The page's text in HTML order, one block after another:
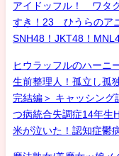
アイドッフル！ ワタ
すき！23 ひうらのア
SNH48！JKT48！
ヒウラッフルのハーニ
生前整理人！孤立し孤
完結編＞ キャッシング
つ病統合失調症14年生
米が泣いた！認知症鬱